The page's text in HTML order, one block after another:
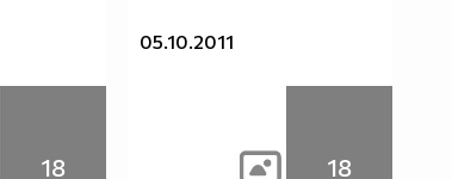
05.10.2011
18 18